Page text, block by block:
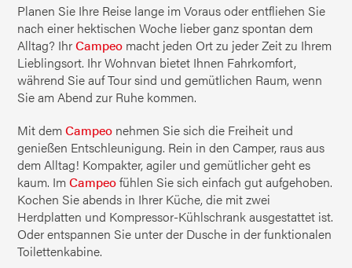
Planen Sie Ihre Reise lange im Voraus oder entfliehen Sie
nach einer hektischen Woche lieber ganz spontan dem
Alltag? IhrCampeo macht jeden Ort zu jeder Zeit zu Ihrem
Lieblingsort. Ihr Wohnvan bietet Ihnen Fahrkomfort,
während Sie auf Tour sind und gemütlichen Raum, wenn
Sie am Abend zur Ruhe kommen.
Mit demCampeo nehmen Sie sich die Freiheit und
genießen Entschleunigung. Rein in den Camper, raus aus
dem Alltag! Kompakter, agiler und gemütlicher geht es
kaum. ImCampeofühlen Sie sich einfach gut aufgehoben.
Kochen Sie abends in Ihrer Küche, die mit zwei
Herdplatten und Kompressor-Kühlschrank ausgestattet ist.
Oder entspannen Sie unter der Dusche in der funktionalen
Toilettenkabine.